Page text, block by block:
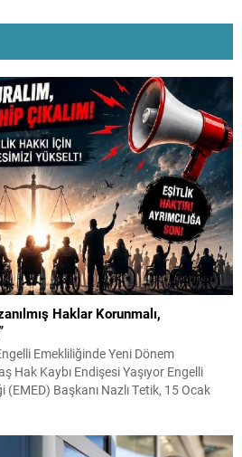
Haklar Korunmalı,
Emekliliğinde Yeni Dönem
Hak Kaybı Endişesi Yaşıyor Engelli
(EMED) Başkanı Nazlı Tetik, 15 Ocak
Yapılmasına Dair Kanun’un
yaşanan değişikliklerin binlerce